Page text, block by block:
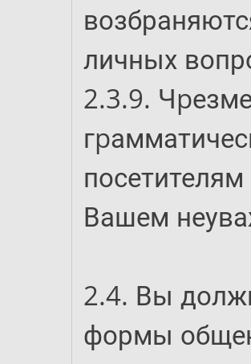
личных
2.3.9.
Вашем
2.4. Вы
формы